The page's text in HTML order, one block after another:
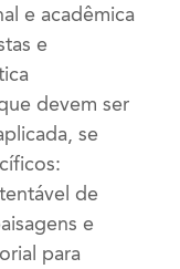
e acadêmica
e
devem ser
se
de
e
para